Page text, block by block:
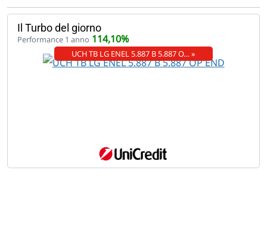
Il Turbo del giorno
Performance 1 anno 114,10%
UCH TB LG ENEL 5.887 B 5.887 O… »